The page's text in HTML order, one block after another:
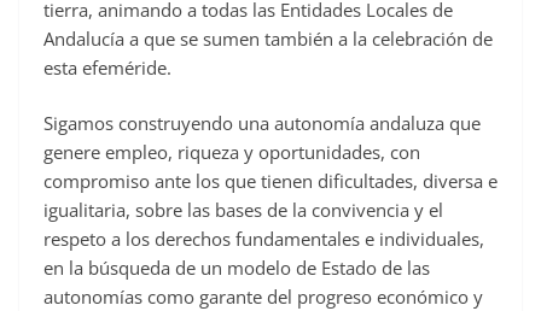
tierra, animando a todas las Entidades Locales de
Andalucía a que se sumen también a la celebración de
esta efeméride.
Sigamos construyendo una autonomía andaluza que
genere empleo, riqueza y oportunidades, con
compromiso ante los que tienen dificultades, diversa e
igualitaria, sobre las bases de la convivencia y el
respeto a los derechos fundamentales e individuales,
en la búsqueda de un modelo de Estado de las
autonomías como garante del progreso económico y